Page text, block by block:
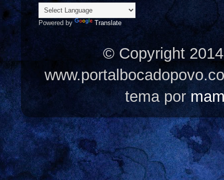
Powered by Translate
© Copyright
tema por